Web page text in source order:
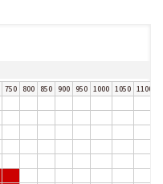
750 800 850 900 950 1000 1050 1100